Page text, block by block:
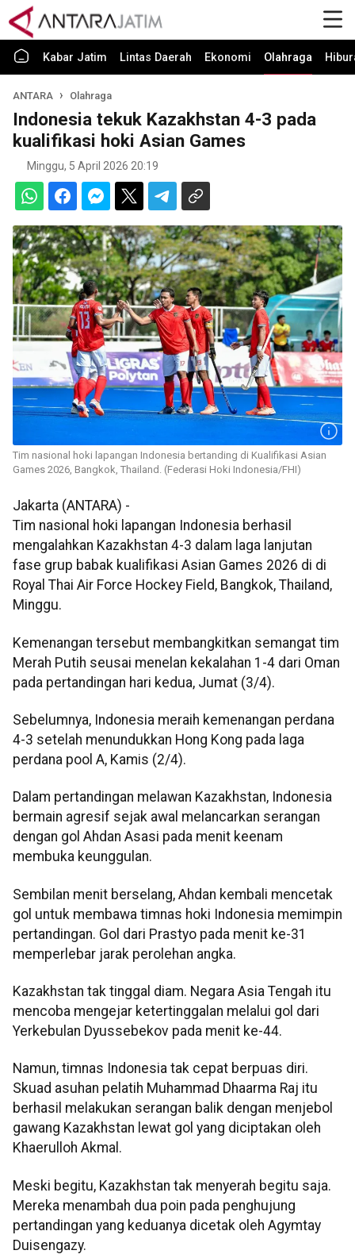
Kabar Jatim Lintas Daerah Ekonomi Olahraga
ANTARA Olahraga
Indonesia tekuk Kazakhstan 4-3 pada
kualifikasi hoki Asian Games
Minggu, 5 April 2026 20:19
Tim nasional hoki lapangan Indonesia bertanding di Kualifikasi Asian
Games 2026, Bangkok, Thailand. (Federasi Hoki Indonesia/FHI)
Jakarta (ANTARA) -
Tim nasional hoki lapangan Indonesia berhasil
mengalahkan Kazakhstan 4-3 dalam laga lanjutan
fase grup babak kualifikasi Asian Games 2026 di di
Royal Thai Air Force Hockey Field, Bangkok, Thailand,
Minggu.
Kemenangan tersebut membangkitkan semangat tim
Merah Putih seusai menelan kekalahan 1-4 dari Oman
pada pertandingan hari kedua, Jumat (3/4).
Sebelumnya, Indonesia meraih kemenangan perdana
4-3 setelah menundukkan Hong Kong pada laga
perdana pool A, Kamis (2/4).
Dalam pertandingan melawan Kazakhstan, Indonesia
bermain agresif sejak awal melancarkan serangan
dengan gol Ahdan Asasi pada menit keenam
membuka keunggulan.
Sembilan menit berselang, Ahdan kembali mencetak
gol untuk membawa timnas hoki Indonesia memimpin
pertandingan. Gol dari Prastyo pada menit ke-31
memperlebar jarak perolehan angka.
Kazakhstan tak tinggal diam. Negara Asia Tengah itu
mencoba mengejar ketertinggalan melalui gol dari
Yerkebulan Dyussebekov pada menit ke-44.
Namun, timnas Indonesia tak cepat berpuas diri.
Skuad asuhan pelatih Muhammad Dhaarma Raj itu
berhasil melakukan serangan balik dengan menjebol
gawang Kazakhstan lewat gol yang diciptakan oleh
Khaerulloh Akmal.
Meski begitu, Kazakhstan tak menyerah begitu saja.
Mereka menambah dua poin pada penghujung
pertandingan yang keduanya dicetak oleh Agymtay
Duisengazy.